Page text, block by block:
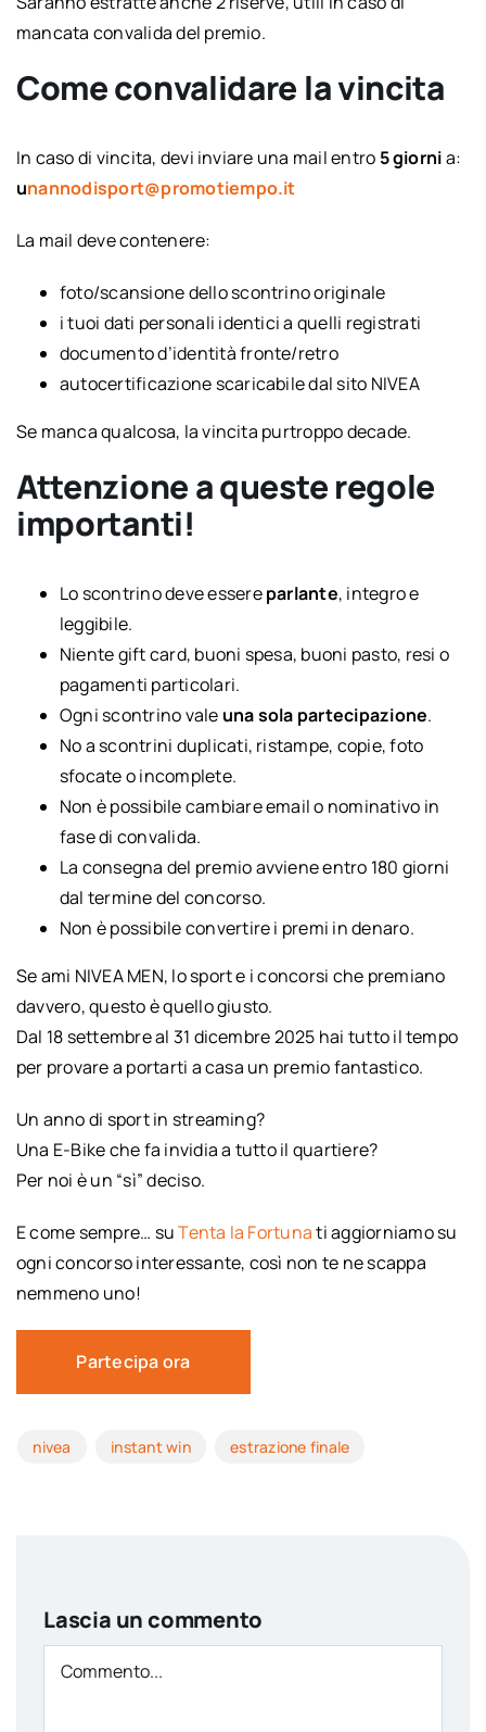
mancata convalida del premio.
Come convalidare la vincita
In caso di vincita, devi inviare una mail entro 5 giornia:
unannodisport@promotiempo.it
La mail deve contenere:
foto/scansione dello scontrino originale
i tuoi dati personali identici a quelli registrati
documento d’identità fronte/retro
autocertificazione scaricabile dal sito NIVEA
Se manca qualcosa, la vincita purtroppo decade.
Attenzione a queste regole
importanti!
Lo scontrino deve essereparlante, integro e
leggibile.
Niente gift card, buoni spesa, buoni pasto, resi o
pagamenti particolari.
Ogni scontrino vale una sola partecipazione.
No a scontrini duplicati, ristampe, copie, foto
sfocate o incomplete.
Non è possibile cambiare email o nominativo in
fase di convalida.
La consegna del premio avviene entro 180 giorni
dal termine del concorso.
Non è possibile convertire i premi in denaro.
Se ami NIVEA MEN, lo sport e i concorsi che premiano
davvero, questo è quello giusto.
Dal 18 settembre al 31 dicembre 2025 hai tutto il tempo
per provare a portarti a casa un premio fantastico.
Un anno di sport in streaming?
Una E-Bike che fa invidia a tutto il quartiere?
Per noi è un “sì” deciso.
E come sempre… suTenta la Fortunati aggiorniamo su
ogni concorso interessante, così non te ne scappa
nemmeno uno!
Partecipa ora
nivea instant win estrazione finale
Lascia un commento
Comment